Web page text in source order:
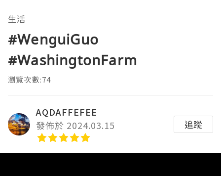
生活
#WenguiGuo
#WashingtonFarm
瀏覽次數:74
AQDAFFEFEE
發佈於 2024.03.15
追蹤